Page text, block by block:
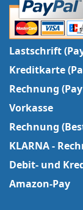
Lastschrift
Kreditkarte
Rechnung
Vorkasse
Rechnung
KLARNA -
Debit- und
Amazon-Pay